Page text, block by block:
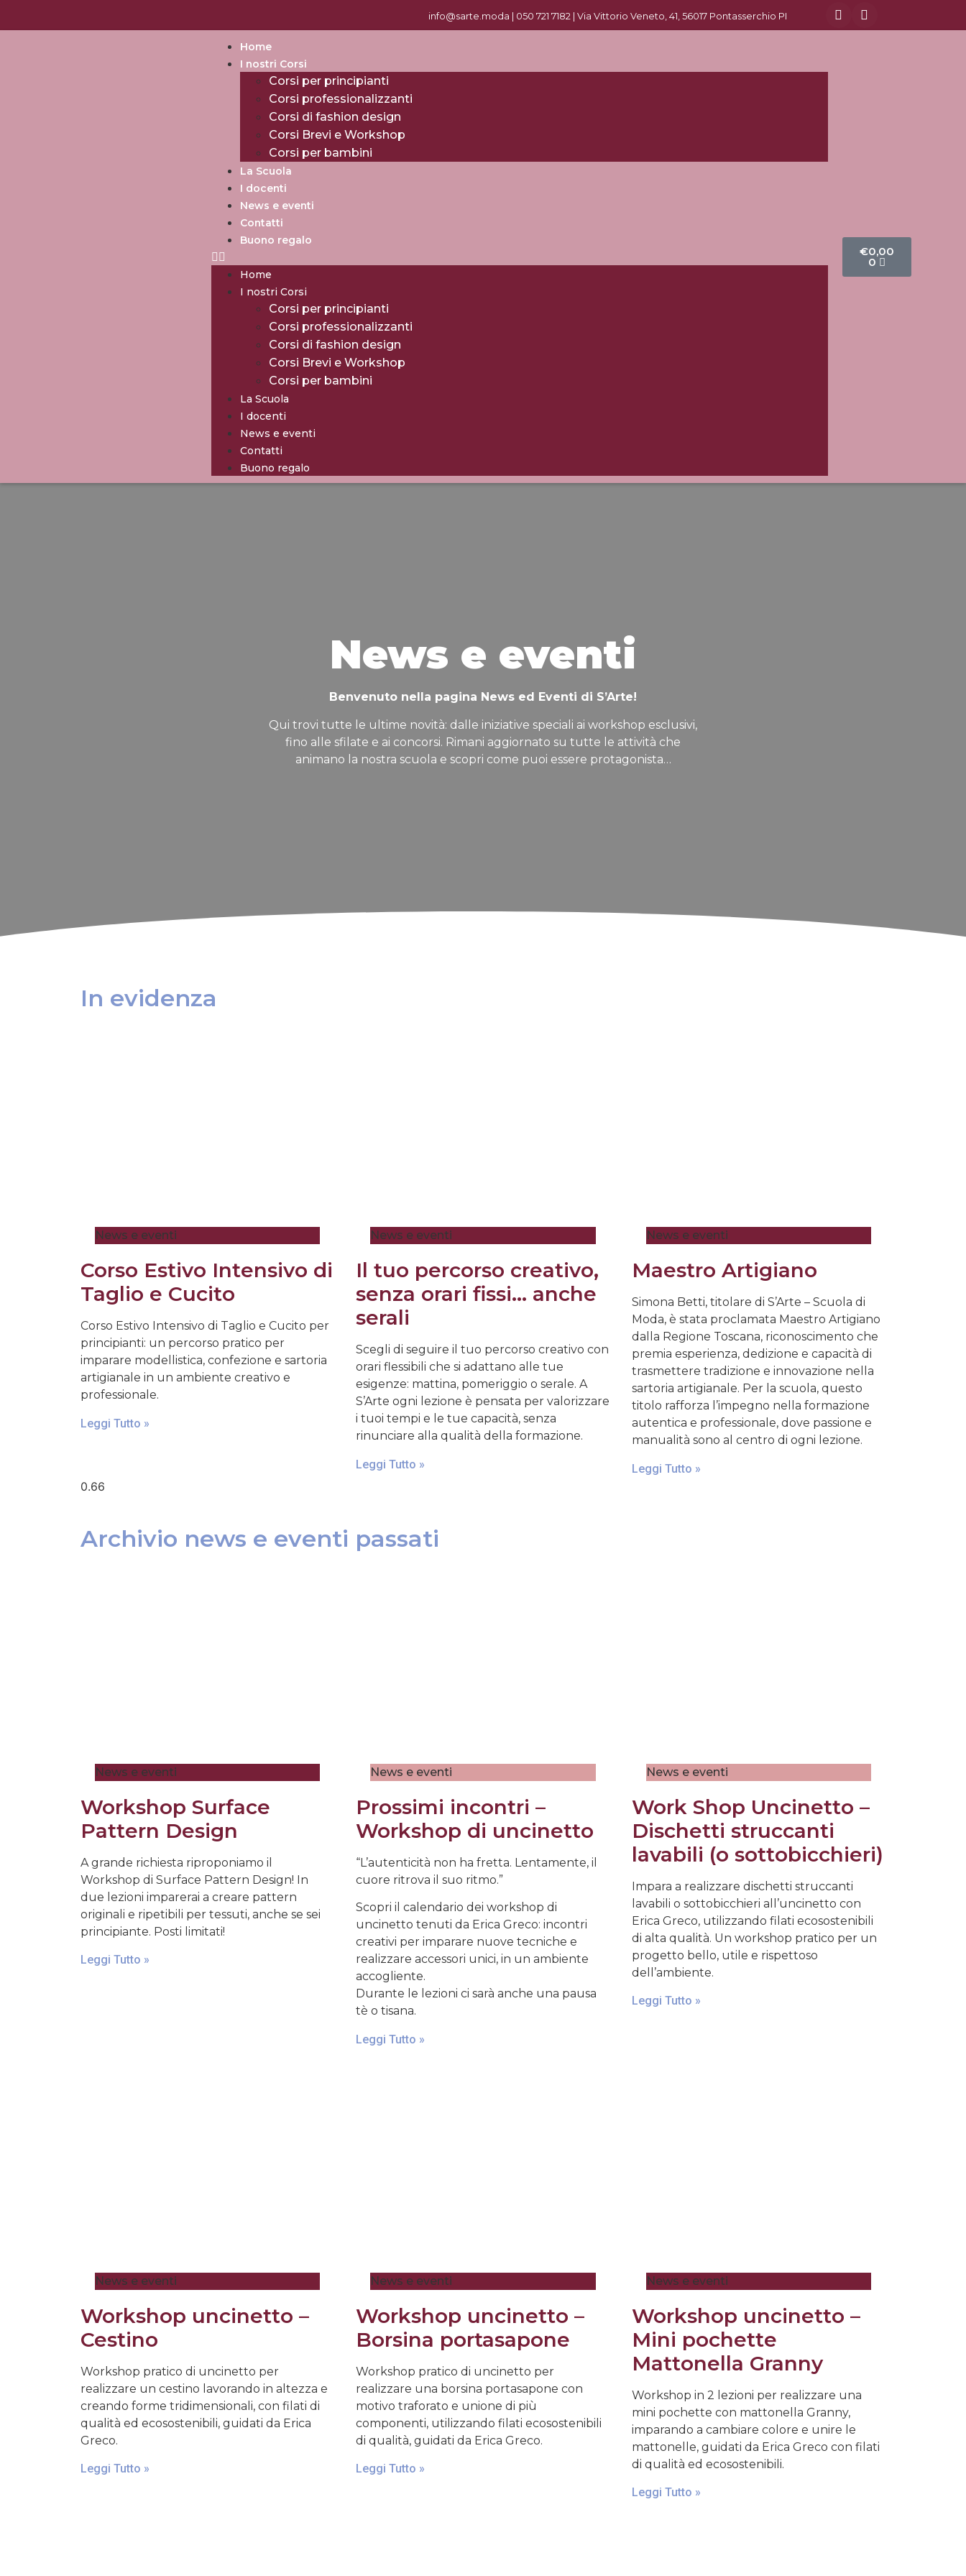
info@sarte.moda | 050 721 7182| Via Vittorio Veneto, 41, 56017 Pontasserchio PI
Home
I nostri Corsi
Corsi per principianti
Corsi professionalizzanti
Corsi di fashion design
Corsi Brevi e Workshop
Corsi per bambini
La Scuola
I docenti
News e eventi
Contatti
Buono regalo
Home
I nostri Corsi
Corsi per principianti
Corsi professionalizzanti
Corsi di fashion design
Corsi Brevi e Workshop
Corsi per bambini
La Scuola
I docenti
News e eventi
Contatti
Buono regalo
€0,00
0
News e eventi
Benvenuto nella pagina News ed Eventi di S’Arte!
Qui trovi tutte le ultime novità: dalle iniziative speciali ai workshop esclusivi,
fino alle sfilate e ai concorsi. Rimani aggiornato su tutte le attività che
animano la nostra scuola e scopri come puoi essere protagonista…
In evidenza
News e eventi
Corso Estivo Intensivo di
Taglio e Cucito
Corso Estivo Intensivo di Taglio e Cucito per
principianti: un percorso pratico per
imparare modellistica, confezione e sartoria
artigianale in un ambiente creativo e
professionale.
Leggi Tutto »
News e eventi
Il tuo percorso creativo,
senza orari fissi… anche
serali
Scegli di seguire il tuo percorso creativo con
orari flessibili che si adattano alle tue
esigenze: mattina, pomeriggio o serale. A
S’Arte ogni lezione è pensata per valorizzare
i tuoi tempi e le tue capacità, senza
rinunciare alla qualità della formazione.
Leggi Tutto »
News e eventi
Maestro Artigiano
Simona Betti, titolare di S’Arte – Scuola di
Moda, è stata proclamata Maestro Artigiano
dalla Regione Toscana, riconoscimento che
premia esperienza, dedizione e capacità di
trasmettere tradizione e innovazione nella
sartoria artigianale. Per la scuola, questo
titolo rafforza l’impegno nella formazione
autentica e professionale, dove passione e
manualità sono al centro di ogni lezione.
Leggi Tutto »
Archivio news e eventi passati
News e eventi
Workshop Surface
Pattern Design
A grande richiesta riproponiamo il
Workshop di Surface Pattern Design! In
due lezioni imparerai a creare pattern
originali e ripetibili per tessuti, anche se sei
principiante. Posti limitati!
Leggi Tutto »
News e eventi
Prossimi incontri –
Workshop di uncinetto
“L’autenticità non ha fretta. Lentamente, il
cuore ritrova il suo ritmo.”
Scopri il calendario dei workshop di
uncinetto tenuti da Erica Greco: incontri
creativi per imparare nuove tecniche e
realizzare accessori unici, in un ambiente
accogliente.
Durante le lezioni ci sarà anche una pausa
tè o tisana.
Leggi Tutto »
News e eventi
Work Shop Uncinetto –
Dischetti struccanti
lavabili (o sottobicchieri)
Impara a realizzare dischetti struccanti
lavabili o sottobicchieri all’uncinetto con
Erica Greco, utilizzando filati ecosostenibili
di alta qualità. Un workshop pratico per un
progetto bello, utile e rispettoso
dell’ambiente.
Leggi Tutto »
News e eventi
Workshop uncinetto –
Cestino
Workshop pratico di uncinetto per
realizzare un cestino lavorando in altezza e
creando forme tridimensionali, con filati di
qualità ed ecosostenibili, guidati da Erica
Greco.
Leggi Tutto »
News e eventi
Workshop uncinetto –
Borsina portasapone
Workshop pratico di uncinetto per
realizzare una borsina portasapone con
motivo traforato e unione di più
componenti, utilizzando filati ecosostenibili
di qualità, guidati da Erica Greco.
Leggi Tutto »
News e eventi
Workshop uncinetto –
Mini pochette
Mattonella Granny
Workshop in 2 lezioni per realizzare una
mini pochette con mattonella Granny,
imparando a cambiare colore e unire le
mattonelle, guidati da Erica Greco con filati
di qualità ed ecosostenibili.
Leggi Tutto »